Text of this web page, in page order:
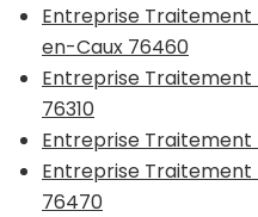
Entreprise Traitement
en-Caux 76460
Entreprise Traitement
76310
Entreprise Traitement
Entreprise Traitement
76470